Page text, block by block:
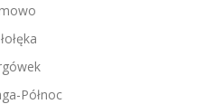
Północ